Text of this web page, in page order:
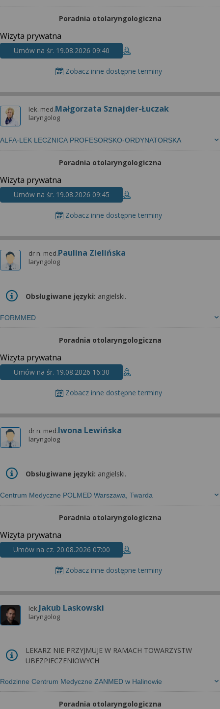
Poradnia otolaryngologiczna
Wizyta prywatna
Umów na śr. 19.08.2026 09:40
Zobacz inne dostępne terminy
lek. med.Małgorzata Sznajder-Łuczak
laryngolog
ALFA-LEK LECZNICA PROFESORSKO-ORDYNATORSKA
Poradnia otolaryngologiczna
Wizyta prywatna
Umów na śr. 19.08.2026 09:45
Zobacz inne dostępne terminy
dr n. med.Paulina Zielińska
laryngolog
FORMMED
Obsługiwane języki: angielski.
Poradnia otolaryngologiczna
Wizyta prywatna
Umów na śr. 19.08.2026 16:30
Zobacz inne dostępne terminy
dr n. med.Iwona Lewińska
laryngolog
Centrum Medyczne POLMED Warszawa, Twarda
Obsługiwane języki: angielski.
Poradnia otolaryngologiczna
Wizyta prywatna
Umów na cz. 20.08.2026 07:00
Zobacz inne dostępne terminy
lek.Jakub Laskowski
laryngolog
Rodzinne Centrum Medyczne ZANMED w Halinowie
LEKARZ NIE PRZYJMUJE W RAMACH TOWARZYSTW
UBEZPIECZENIOWYCH
Poradnia otolaryngologiczna